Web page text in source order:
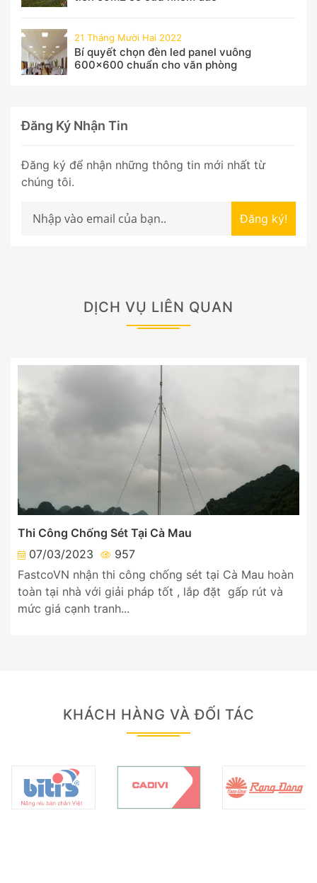
21 Tháng Mười Hai 2022
Bí quyết chọn đèn led panel vuông
600x600 chuẩn cho văn phòng
Đăng Ký Nhận Tin
Đăng ký để nhận những thông tin mới nhất từ
chúng tôi.
Đăng ký!
DỊCH VỤ LIÊN QUAN
Thi Công Chống Sét Tại Cà Mau
07/03/2023
957
FastcoVN nhận thi công chống sét tại Cà Mau hoàn
toàn tại nhà với giải pháp tốt , lắp đặt gấp rút và
mức giá cạnh tranh...
KHÁCH HÀNG VÀ ĐỐI TÁC